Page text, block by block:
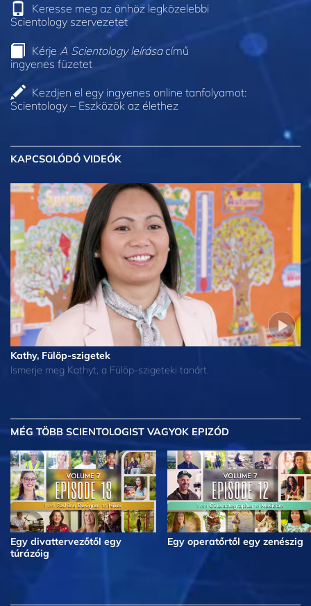
Keresse meg az önhöz legközelebbi
Scientology szervezetet
Kérje A Scientology leírásacímű
ingyenes füzetet
Kezdjen el egy ingyenes online tanfolyamot:
Scientology – Eszközök az élethez
KAPCSOLÓDÓ VIDEÓK
Kathy, Fülöp-szigetek
Ismerje meg Kathyt, a Fülöp-szigeteki tanárt.
MÉG TÖBB SCIENTOLOGIST VAGYOK EPIZÓD
Egy divattervezőtől egy
túrázóig
Egy operatőrtől egy zenészig